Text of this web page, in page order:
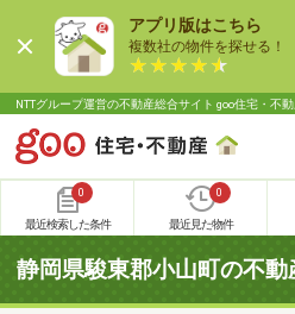
アプリ版はこちら
複数社の物件を探せる！
NTTグループ運営の不動産総合サイト goo住宅・不
0
最近検索した条件
0
最近見た物件
静岡県駿東郡小山町の不